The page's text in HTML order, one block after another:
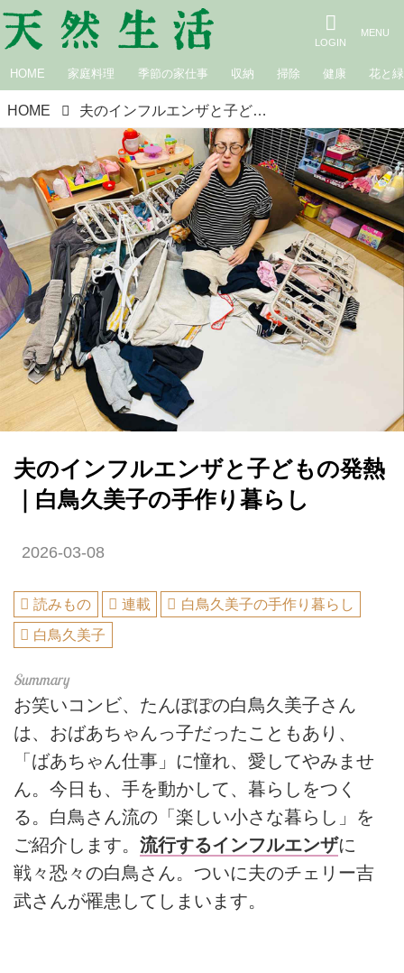
HOME 家庭料理 季節の家仕事 収納 掃除 健康 花と緑
HOME 夫のインフルエンザと子どもの発熱｜白鳥久美子の手作り暮らし
夫のインフルエンザと子どもの発熱
｜白鳥久美子の手作り暮らし
2026-03-08
読みもの 連載
白鳥久美子の手作り暮らし
白鳥久美子
お笑いコンビ、たんぽぽの白鳥久美子さん
は、おばあちゃんっ子だったこともあり、
「ばあちゃん仕事」に憧れ、愛してやみませ
ん。今日も、手を動かして、暮らしをつく
る。白鳥さん流の「楽しい小さな暮らし」を
ご紹介します。 流行するインフルエンザに
戦々恐々の白鳥さん。ついに夫のチェリー吉
武さんが罹患してしまいます。